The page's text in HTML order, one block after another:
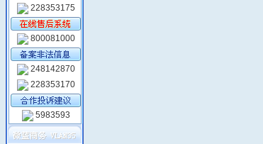
228353175
800081000
248142870
228353170
5983593